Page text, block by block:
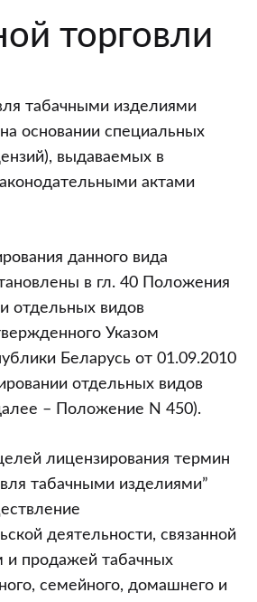
торговли
табачными изделиями
основании специальных
выдаваемых в
актами
данного вида
в гл. 40 Положения
отдельных видов
Указом
Беларусь от 01.09.2010
отдельных видов
– Положение N 450).
лицензирования термин
табачными изделиями”
деятельности, связанной
и продажей табачных
семейного, домашнего и